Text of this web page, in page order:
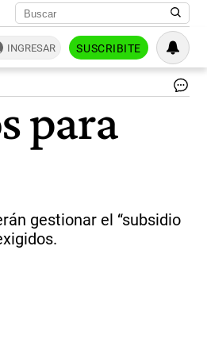
INGRESAR SUSCRIBITE
para
gestionar el “subsidio